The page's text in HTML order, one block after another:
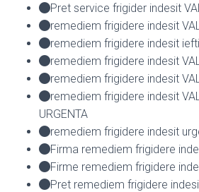
Pret service frigider indesit
remediem frigidere indesit
remediem frigidere indesit
remediem frigidere indesit
remediem frigidere indesit
remediem frigidere indesit
URGENTA
remediem frigidere indesit
Firma remediem frigidere
Firme remediem frigidere
Pret remediem frigidere